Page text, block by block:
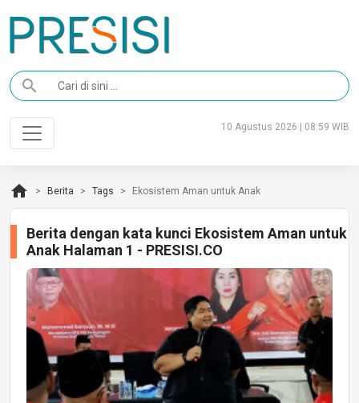
search
10 Agustus 2026 | 08:59 WIB
home Berita Tags Ekosistem Aman untuk Anak
Berita dengan kata kunci Ekosistem Aman untuk
Anak Halaman 1 - PRESISI.CO